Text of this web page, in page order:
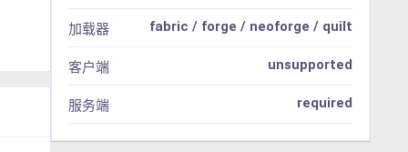
加载器 fabric / forge / neoforge / quilt
客户端 unsupported
服务端 required